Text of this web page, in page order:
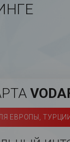
ЕВРОПЫ,